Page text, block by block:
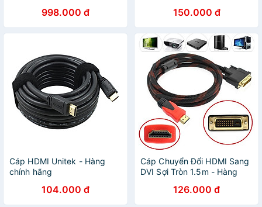
998.000 đ
- HÀNG CHÍNH HÃNG
150.000 đ
Cáp HDMI Unitek - Hàng
chính hãng
104.000 đ
Cáp Chuyển Đổi HDMI Sang
DVI Sợi Tròn 1.5m - Hàng
DVI (24+1) dài 1.5m - Giao
Màu Ngẫu Nhiên - CÁP
126.000 đ